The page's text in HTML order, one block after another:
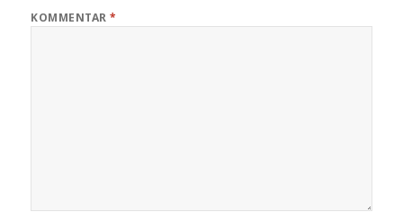
KOMMENTAR*